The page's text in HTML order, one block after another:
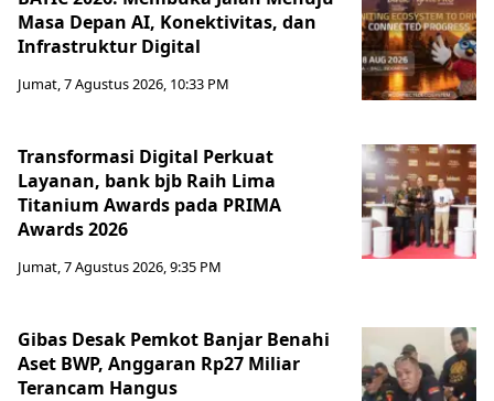
Masa Depan AI, Konektivitas, dan
Infrastruktur Digital
Jumat, 7 Agustus 2026, 10:33 PM
Transformasi Digital Perkuat
Layanan, bank bjb Raih Lima
Titanium Awards pada PRIMA
Awards 2026
Jumat, 7 Agustus 2026, 9:35 PM
Gibas Desak Pemkot Banjar Benahi
Aset BWP, Anggaran Rp27 Miliar
Terancam Hangus